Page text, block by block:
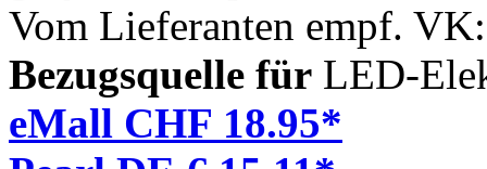
Vom Lieferanten empf.
Bezugsquelle für LED-
eMall CHF 18.95*